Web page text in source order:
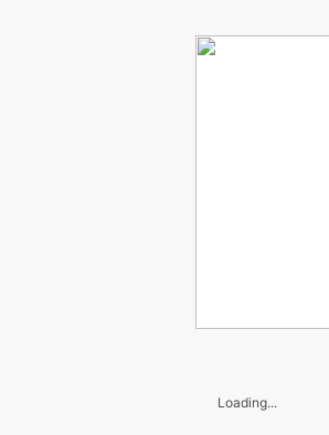
Loading...